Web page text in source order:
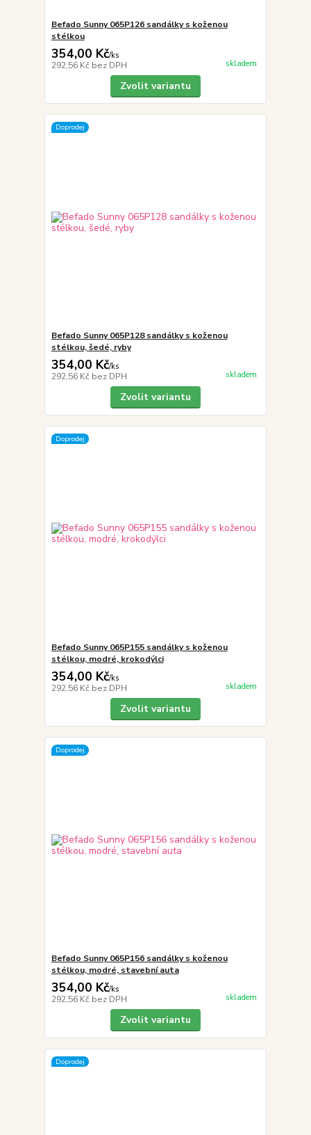
Befado Sunny 065P126 sandálky s koženou
stélkou
354,00 Kč/ks
292,56 Kč bez DPH skladem
Zvolit variantu
Doprodej
Befado Sunny 065P128 sandálky s koženou
stélkou, šedé, ryby
354,00 Kč/ks
292,56 Kč bez DPH skladem
Zvolit variantu
Doprodej
Befado Sunny 065P155 sandálky s koženou
stélkou, modré, krokodýlci
354,00 Kč/ks
292,56 Kč bez DPH skladem
Zvolit variantu
Doprodej
Befado Sunny 065P156 sandálky s koženou
stélkou, modré, stavební auta
354,00 Kč/ks
292,56 Kč bez DPH skladem
Zvolit variantu
Doprodej